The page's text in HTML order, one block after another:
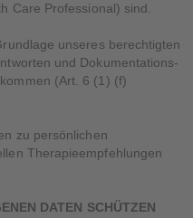
Care Professional) sind.
unseres berechtigten
und Dokumentations-
(Art. 6 (1) (f)
zu persönlichen
Therapieempfehlungen
DATEN SCHÜTZEN